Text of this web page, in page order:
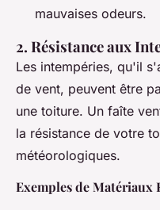
mauvaises odeurs.
2. Résistance aux
Les intempéries, qu'il
de vent, peuvent être
une toiture. Un faîte
la résistance de votre
météorologiques.
Exemples de Matériaux